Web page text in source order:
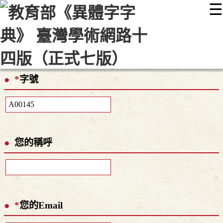
☰
::: 最新消息 常見問題 編輯說明
顯示模式
網站導覽
*字號
您的稱呼
*您的Email